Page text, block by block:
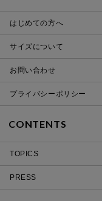
はじめての方へ
サイズについて
お問い合わせ
プライバシーポリシー
CONTENTS
TOPICS
PRESS